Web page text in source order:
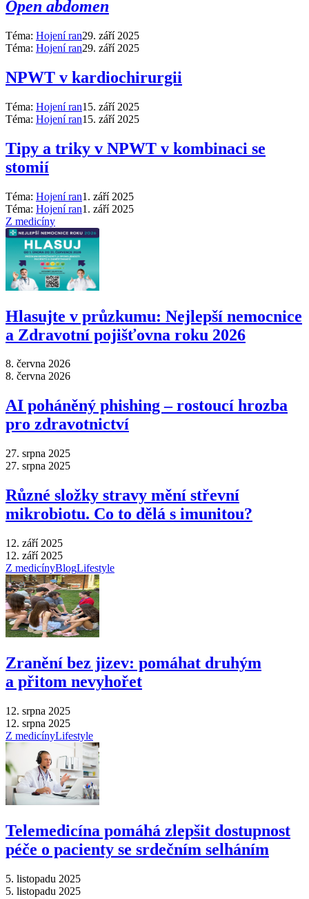
Open abdomen
Téma: Hojení ran29. září 2025
Téma: Hojení ran29. září 2025
NPWT v kardiochirurgii
Téma: Hojení ran15. září 2025
Téma: Hojení ran15. září 2025
Tipy a triky v NPWT v kombinaci se
stomií
Téma: Hojení ran1. září 2025
Téma: Hojení ran1. září 2025
Z medicíny
Hlasujte v průzkumu: Nejlepší nemocnice
a Zdravotní pojišťovna roku 2026
8. června 2026
8. června 2026
AI poháněný phishing –⁠ rostoucí hrozba
pro zdravotnictví
27. srpna 2025
27. srpna 2025
Různé složky stravy mění střevní
mikrobiotu. Co to dělá s imunitou?
12. září 2025
12. září 2025
Z medicínyBlogLifestyle
Zranění bez jizev: pomáhat druhým
a přitom nevyhořet
12. srpna 2025
12. srpna 2025
Z medicínyLifestyle
Telemedicína pomáhá zlepšit dostupnost
péče o pacienty se srdečním selháním
5. listopadu 2025
5. listopadu 2025